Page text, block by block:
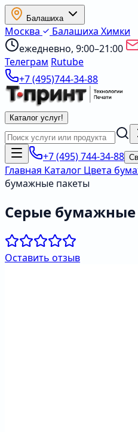
Балашиха
Москва Балашиха Химки
ежедневно, 9:00–21:00
Телеграм Rutube
+7 (495)744-34-88
Каталог услуг!
+7 (495) 744-34-88
Главная Каталог Цвета
бумажные пакеты
Серые бумажные
Оставить отзыв